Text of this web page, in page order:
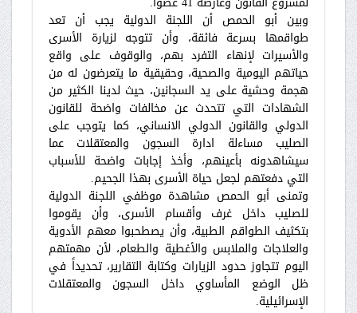
وبين أبو الحمص أن اللجنة الدولية يجب أن تعد
طواقمها بسرعة فائقة، وأن تتوجه لزيارة الأسرى
والأسيرات لإنهاء التفرد بهم، والوقوف على واقع
حياتهم اليومية والصحية، وحقيقية ما يتعرضون له من
هجمة وحشية على يد السجانين، حيث لدينا الكثير من
الشهادات التي تتحدث عن مخالفات واضحة للقانون
الدولي والقانون الدولي الانساني، كما يتوجب على
الصليب مساءلة ادارة السجون والمعتقلات عما
سيشاهدونه بأعينهم، وأخذ إجابات واضحة للأسباب
التي دفعتهم لجعل حياة الأسرى بهذا الجحيم.
وتمنى أبو الحمص مشاهدة موظفي اللجنة الدولية
للصليب داخل غرف وأقسام الأسرى، وأن يقوموا
بتكثيف الطواقم الطبية، وأن يصطحبوا معهم الأدوية
والعلاجات والملابس والأغطية والطعام، لأن مهمتهم
اليوم تتجاوز حدود الزيارات وكتابة التقارير، تحديداً في
ظل الوضع المأساوي داخل السجون والمعتقلات
الإسرائيلية.